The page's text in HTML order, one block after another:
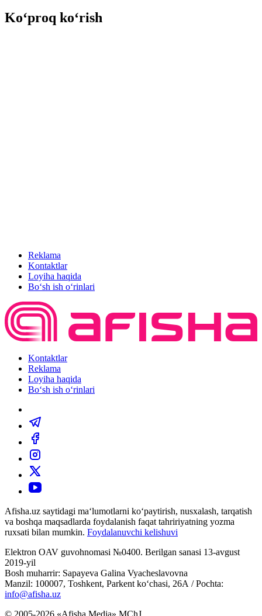
Ko‘proq ko‘rish
Reklama
Kontaktlar
Loyiha haqida
Bo‘sh ish o‘rinlari
Kontaktlar
Reklama
Loyiha haqida
Bo‘sh ish o‘rinlari
Afisha.uz saytidagi ma‘lumotlarni ko‘paytirish, nusxalash, tarqatish
va boshqa maqsadlarda foydalanish faqat tahririyatning yozma
ruxsati bilan mumkin. Foydalanuvchi kelishuvi
Elektron OAV guvohnomasi №0400. Berilgan sanasi 13-avgust
2019-yil
Bosh muharrir: Sapayeva Galina Vyacheslavovna
Manzil: 100007, Toshkent, Parkent ko‘chasi, 26А / Pochta:
info@afisha.uz